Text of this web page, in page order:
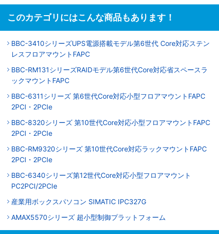
このカテゴリにはこんな商品もあります！
BBC-3410シリーズUPS電源搭載モデル第6世代 Core対応ステン
レスフロアマウントFAPC
BBC-RM131シリーズRAIDモデル第6世代Core対応省スペースラ
ックマウントFAPC
BBC-6311シリーズ 第6世代Core対応小型フロアマウントFAPC
2PCI・2PCIe
BBC-8320シリーズ 第10世代Core対応小型フロアマウントFAPC
2PCI・2PCIe
BBC-RM9320シリーズ 第10世代Core対応ラックマウントFAPC
2PCI・2PCIe
BBC-6340シリーズ第12世代Core対応小型フロアマウント
PC2PCI/2PCIe
産業用ボックスパソコン SIMATIC IPC327G
AMAX5570シリーズ 超小型制御プラットフォーム